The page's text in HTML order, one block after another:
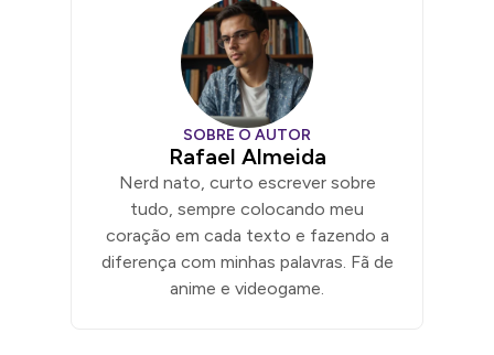
SOBRE O AUTOR
Rafael Almeida
Nerd nato, curto escrever sobre
tudo, sempre colocando meu
coração em cada texto e fazendo a
diferença com minhas palavras. Fã de
anime e videogame.